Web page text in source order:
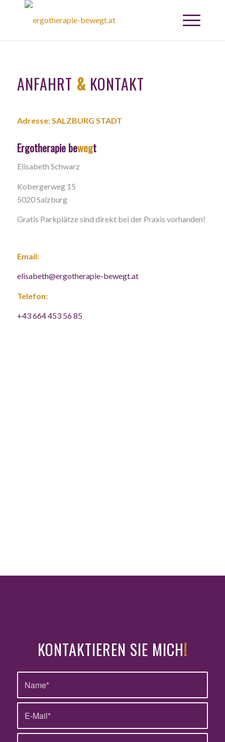
ANFAHRT & KONTAKT
Adresse: SALZBURG STADT
Ergotherapie bewegt
Elisabeth Schwarz
Kobergerweg 15
5020 Salzburg
Gratis Parkplätze sind direkt bei der Praxis vorhanden!
Email:
elisabeth@ergotherapie-bewegt.at
Telefon:
+43 664 453 56 85
KONTAKTIEREN SIE MICH!